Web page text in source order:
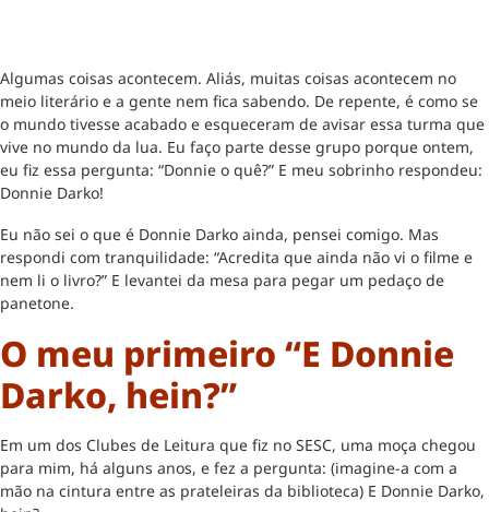
Algumas coisas acontecem. Aliás, muitas coisas acontecem no
meio literário e a gente nem fica sabendo. De repente, é como se
o mundo tivesse acabado e esqueceram de avisar essa turma que
vive no mundo da lua. Eu faço parte desse grupo porque ontem,
eu fiz essa pergunta: “Donnie o quê?” E meu sobrinho respondeu:
Donnie Darko!
Eu não sei o que é Donnie Darko ainda, pensei comigo. Mas
respondi com tranquilidade: “Acredita que ainda não vi o filme e
nem li o livro?” E levantei da mesa para pegar um pedaço de
panetone.
O meu primeiro “E Donnie
Darko, hein?”
Em um dos Clubes de Leitura que fiz no SESC, uma moça chegou
para mim, há alguns anos, e fez a pergunta: (imagine-a com a
mão na cintura entre as prateleiras da biblioteca) E Donnie Darko,